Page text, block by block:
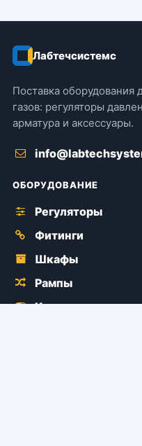
Лабтечсистемс
Поставка оборудования
газов: регуляторы
арматура и аксессуары.
ОБОРУДОВАНИЕ
Регуляторы
Фитинги
Шкафы
Рампы
Краны